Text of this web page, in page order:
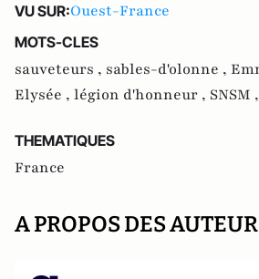
VU SUR:Ouest-France
MOTS-CLES
sauveteurs , sables-d'olonne ,
Elysée , légion d'honneur , SNSM ,
THEMATIQUES
France
A PROPOS DES